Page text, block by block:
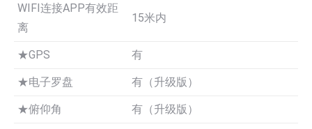
WIFI连接APP有效距
离
15米内
★GPS 有
★电子罗盘 有（升级版）
★俯仰角 有（升级版）